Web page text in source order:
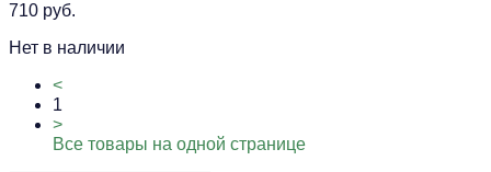
710 руб.
Нет в наличии
<
1
>
Все товары на одной странице